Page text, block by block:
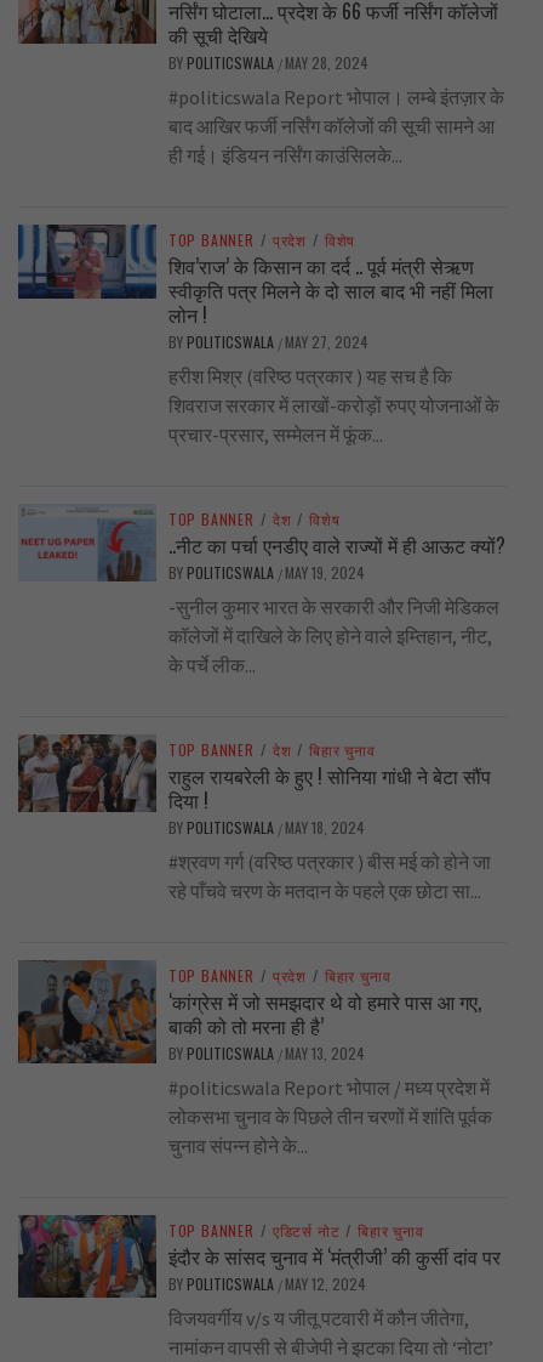
नर्सिंग घोटाला… प्रदेश के 66 फर्जी नर्सिंग कॉलेजों
की सूची देखिये
BY POLITICSWALA / MAY 28, 2024
#politicswala Report भोपाल। लम्बे इंतज़ार के
बाद आखिर फर्जी नर्सिंग कॉलेजों की सूची सामने आ
ही गई। इंडियन नर्सिंग काउंसिलके...
TOP BANNER / प्रदेश / विशेष
शिव’राज’ के किसान का दर्द .. पूर्व मंत्री सेऋण
स्वीकृति पत्र मिलने के दो साल बाद भी नहीं मिला
लोन !
BY POLITICSWALA / MAY 27, 2024
हरीश मिश्र (वरिष्ठ पत्रकार ) यह सच है कि
शिवराज सरकार में लाखों-करोड़ों रुपए योजनाओं के
प्रचार-प्रसार, सम्मेलन में फूंक...
TOP BANNER / देश / विशेष
..नीट का पर्चा एनडीए वाले राज्यों में ही आऊट क्यों?
BY POLITICSWALA / MAY 19, 2024
-सुनील कुमार भारत के सरकारी और निजी मेडिकल
कॉलेजों में दाखिले के लिए होने वाले इम्तिहान, नीट,
के पर्चे लीक...
TOP BANNER / देश / बिहार चुनाव
राहुल रायबरेली के हुए ! सोनिया गांधी ने बेटा सौंप
दिया !
BY POLITICSWALA / MAY 18, 2024
#श्रवण गर्ग (वरिष्ठ पत्रकार ) बीस मई को होने जा
रहे पाँचवे चरण के मतदान के पहले एक छोटा सा...
TOP BANNER / प्रदेश / बिहार चुनाव
‘कांग्रेस में जो समझदार थे वो हमारे पास आ गए,
बाकी को तो मरना ही है’
BY POLITICSWALA / MAY 13, 2024
#politicswala Report भोपाल / मध्य प्रदेश में
लोकसभा चुनाव के पिछले तीन चरणों में शांति पूर्वक
चुनाव संपन्न होने के...
TOP BANNER / एडिटर्स नोट / बिहार चुनाव
इंदौर के सांसद चुनाव में ‘मंत्रीजी’ की कुर्सी दांव पर
BY POLITICSWALA / MAY 12, 2024
विजयवर्गीय v/s य जीतू पटवारी में कौन जीतेगा,
नामांकन वापसी से बीजेपी ने झटका दिया तो ‘नोटा’